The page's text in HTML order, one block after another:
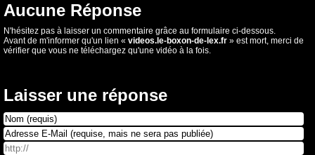
Aucune Réponse
N'hésitez pas à laisser un commentaire grâce au formulaire ci-dessous.
Avant de m'informer qu'un lien « videos.le-boxon-de-lex.fr » est mort, merci de
vérifier que vous ne téléchargez qu'une vidéo à la fois.
Laisser une réponse